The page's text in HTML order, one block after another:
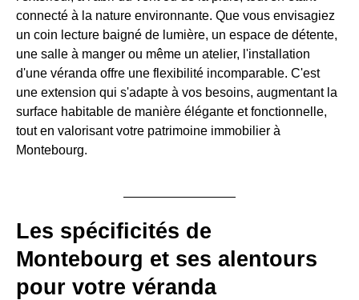
connecté à la nature environnante. Que vous envisagiez
un coin lecture baigné de lumière, un espace de détente,
une salle à manger ou même un atelier, l'installation
d'une véranda offre une flexibilité incomparable. C'est
une extension qui s'adapte à vos besoins, augmentant la
surface habitable de manière élégante et fonctionnelle,
tout en valorisant votre patrimoine immobilier à
Montebourg.
Les spécificités de
Montebourg et ses alentours
pour votre véranda